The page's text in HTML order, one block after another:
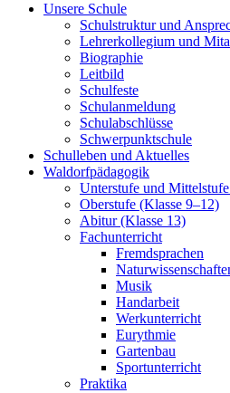
Unsere Schule
Schulstruktur und
Lehrerkollegium und
Biographie
Leitbild
Schulfeste
Schulanmeldung
Schulabschlüsse
Schwerpunktschule
Schulleben und Aktuelles
Waldorfpädagogik
Unterstufe und
Oberstufe (Klasse 9–12)
Abitur (Klasse 13)
Fachunterricht
Fremdsprachen
Musik
Handarbeit
Werkunterricht
Eurythmie
Gartenbau
Sportunterricht
Praktika